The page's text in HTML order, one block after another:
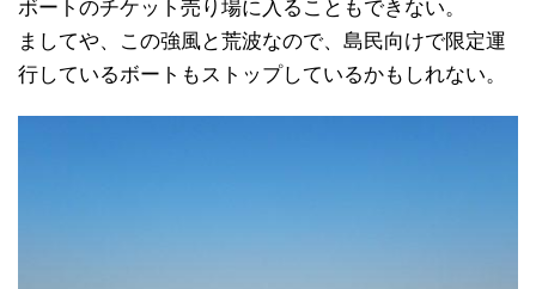
ボートのチケット売り場に入ることもできない。
ましてや、この強風と荒波なので、島民向けで限定運
行しているボートもストップしているかもしれない。